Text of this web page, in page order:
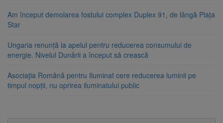
Am început demolarea fostului complex Duplex 91, de lângă Piața
Star
Ungaria renunță la apelul pentru reducerea consumului de
energie. Nivelul Dunării a început să crească
Asociația Română pentru Iluminat cere reducerea luminii pe
timpul nopții, nu oprirea iluminatului public